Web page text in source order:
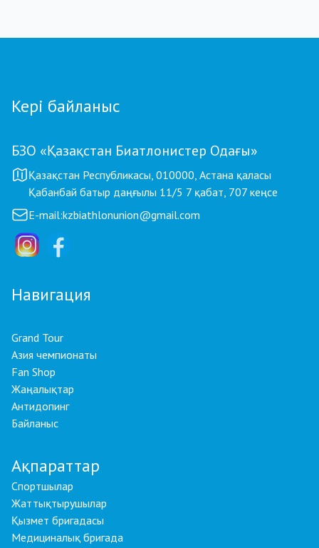
Кері байланыс
БЗО «Қазақстан Биатлонистер Одағы»
Қазақстан Республикасы, 010000, Астана қаласы
Қабанбай батыр даңғылы 11/5 7 қабат, 707 кеңсе
E-mail:kzbiathlonunion@gmail.com
Навигация
Grand Tour
Азия чемпионаты
Fan Shop
Жаңалықтар
Антидопинг
Байланыс
Ақпараттар
Спортшылар
Жаттықтырушылар
Қызмет бригадасы
Медициналық бригада